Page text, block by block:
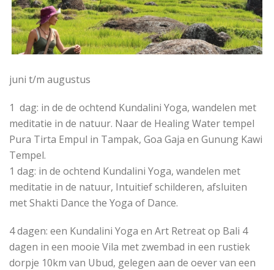
juni t/m augustus
1 dag: in de de ochtend Kundalini Yoga, wandelen met
meditatie in de natuur. Naar de Healing Water tempel
Pura Tirta Empul in Tampak, Goa Gaja en Gunung Kawi
Tempel.
1 dag: in de ochtend Kundalini Yoga, wandelen met
meditatie in de natuur, Intuitief schilderen, afsluiten
met Shakti Dance the Yoga of Dance.
4 dagen: een Kundalini Yoga en Art Retreat op Bali 4
dagen in een mooie Vila met zwembad in een rustiek
dorpje 10km van Ubud, gelegen aan de oever van een